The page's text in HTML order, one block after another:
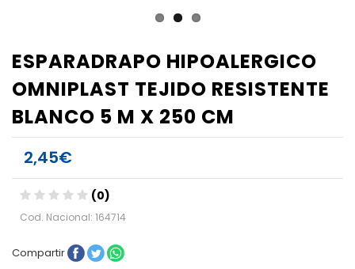
ESPARADRAPO HIPOALERGICO
OMNIPLAST TEJIDO RESISTENTE
BLANCO 5 M X 250 CM
2,45€
(0)
Cod. Nacional: 164714
Compartir